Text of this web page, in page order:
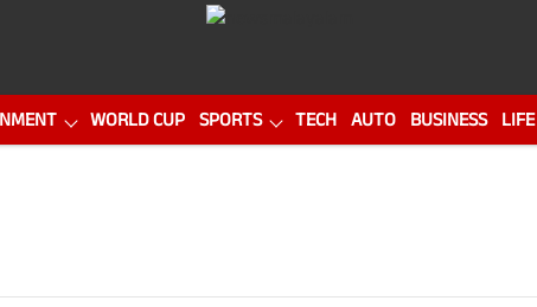
WORLD CUP SPORTS TECH AUTO BUSINESS LIFE